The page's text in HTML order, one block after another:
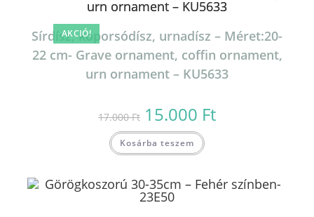
AKCIÓ!
Sírdísz, koporsódísz, urnadísz – Méret:20-
22 cm- Grave ornament, coffin ornament,
urn ornament – KU5633
17.000Ft
Original
price
was:
17.000 Ft.
15.000 FtCurrent
price
Kosárba teszem